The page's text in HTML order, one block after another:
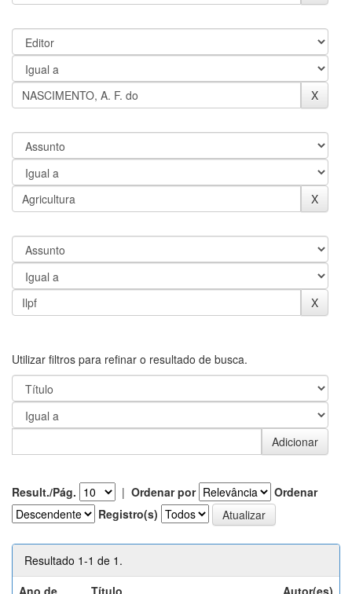
Utilizar filtros para refinar o resultado de busca.
Result./Pág. | Ordenar por
Ordenar
Registro(s)
Resultado 1-1 de 1.
Ano de
Título Autor(es)